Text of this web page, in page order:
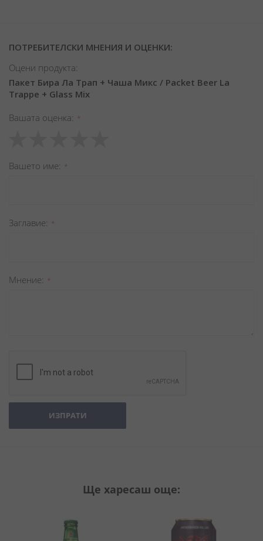
ПОТРЕБИТЕЛСКИ МНЕНИЯ И ОЦЕНКИ:
Оцени продукта:
Пакет Бира Ла Трап + Чаша Микс / Packet Beer La
Trappe + Glass Mix
Вашата оценка
star
stars
stars
stars
stars
Вашето име
Заглавиe
Мнение
ИЗПРАТИ
Ще харесаш още: